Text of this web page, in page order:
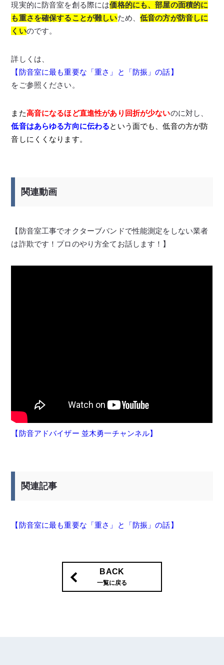
現実的に防音室を創る際には価格的にも、部屋の面積的に
も重さを確保することが難しいため、 低音の方が防音しに
くいのです。
詳しくは、
【防音室に最も重要な「重さ」と「防振」の話】
をご参照ください。
また高音になるほど直進性があり回折が少ないのに対し、
低音はあらゆる方向に伝わるという面でも、低音の方が防
音しにくくなります。
関連動画
【防音室工事でオクターブバンドで性能測定をしない業者
は詐欺です！プロのやり方全てお話します！】
【防音アドバイザー 並木勇一チャンネル】
関連記事
【防音室に最も重要な「重さ」と「防振」の話】
BACK
一覧に戻る